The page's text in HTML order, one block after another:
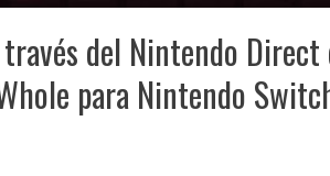
del Nintendo Direct
para Nintendo